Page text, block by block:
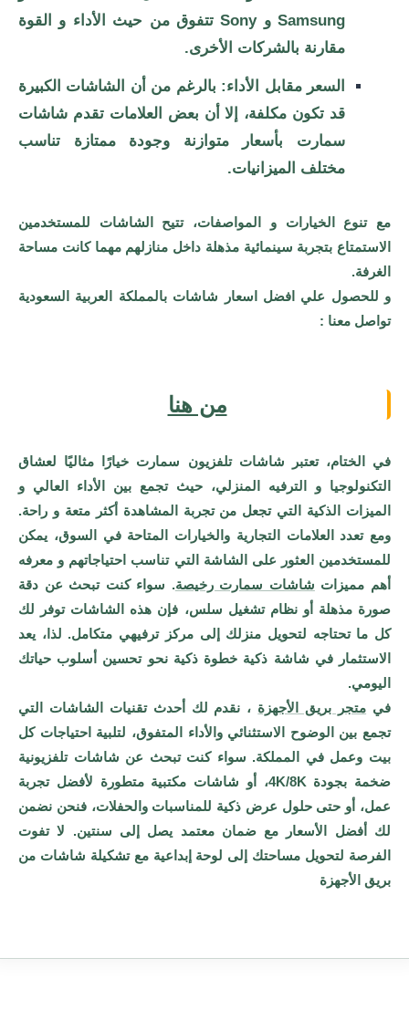
Samsung و Sony تتفوق من حيث الأداء و القوة
مقارنة بالشركات الأخرى.
السعر مقابل الأداء: بالرغم من أن الشاشات الكبيرة
قد تكون مكلفة، إلا أن بعض العلامات تقدم شاشات
سمارت بأسعار متوازنة وجودة ممتازة تناسب
مختلف الميزانيات.
مع تنوع الخيارات و المواصفات، تتيح الشاشات للمستخدمين
الاستمتاع بتجربة سينمائية مذهلة داخل منازلهم مهما كانت مساحة
الغرفة.
و للحصول علي افضل اسعار شاشات بالمملكة العربية السعودية
تواصل معنا :
من هنا
في الختام، تعتبر شاشات تلفزيون سمارت خيارًا مثاليًا لعشاق
التكنولوجيا و الترفيه المنزلي، حيث تجمع بين الأداء العالي و
الميزات الذكية التي تجعل من تجربة المشاهدة أكثر متعة و راحة.
ومع تعدد العلامات التجارية والخيارات المتاحة في السوق، يمكن
للمستخدمين العثور على الشاشة التي تناسب احتياجاتهم و معرفه
أهم مميزات شاشات سمارت رخيصة. سواء كنت تبحث عن دقة
صورة مذهلة أو نظام تشغيل سلس، فإن هذه الشاشات توفر لك
كل ما تحتاجه لتحويل منزلك إلى مركز ترفيهي متكامل. لذا، يعد
الاستثمار في شاشة ذكية خطوة ذكية نحو تحسين أسلوب حياتك
اليومي.
في متجر بريق الأجهزة ، نقدم لك أحدث تقنيات الشاشات التي
تجمع بين الوضوح الاستثنائي والأداء المتفوق، لتلبية احتياجات كل
بيت وعمل في المملكة. سواء كنت تبحث عن شاشات تلفزيونية
ضخمة بجودة 4K/8K، أو شاشات مكتبية متطورة لأفضل تجربة
عمل، أو حتى حلول عرض ذكية للمناسبات والحفلات، فنحن نضمن
لك أفضل الأسعار مع ضمان معتمد يصل إلى سنتين. لا تفوت
الفرصة لتحويل مساحتك إلى لوحة إبداعية مع تشكيلة شاشات من
بريق الأجهزة